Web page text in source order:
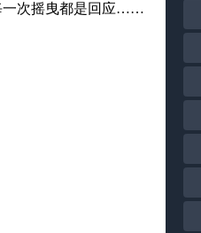
一次摇曳都是回应……